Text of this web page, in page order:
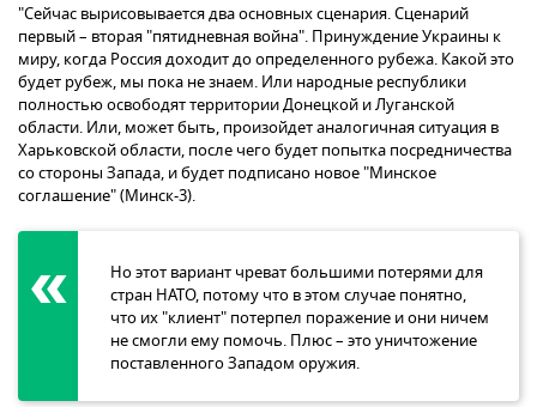
"Сейчас вырисовывается два основных сценария. Сценарий
первый – вторая "пятидневная война". Принуждение Украины к
миру, когда Россия доходит до определенного рубежа. Какой это
будет рубеж, мы пока не знаем. Или народные республики
полностью освободят территории Донецкой и Луганской
области. Или, может быть, произойдет аналогичная ситуация в
Харьковской области, после чего будет попытка посредничества
со стороны Запада, и будет подписано новое "Минское
соглашение" (Минск-3).
Но этот вариант чреват большими потерями для
стран НАТО, потому что в этом случае понятно,
что их "клиент" потерпел поражение и они ничем
не смогли ему помочь. Плюс – это уничтожение
поставленного Западом оружия.